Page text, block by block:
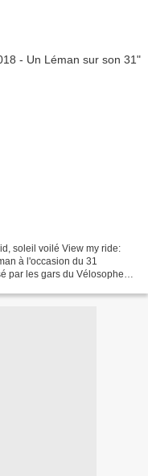
View my ride:
à l'occasion du 31
par les gars du Vélosophe, il